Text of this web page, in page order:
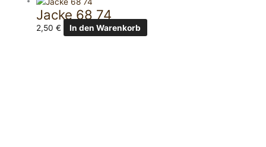
Jacke 68 74
2,50€ In den Warenkorb